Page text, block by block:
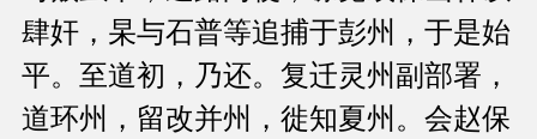
肆奸，杲与石普等追捕于彭州，于是始
平。至道初，乃还。复迁灵州副部署，
道环州，留改并州，徙知夏州。会赵保